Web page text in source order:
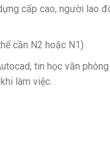
cấp cao, người lao
cần N2 hoặc N1)
tin học văn
làm việc.